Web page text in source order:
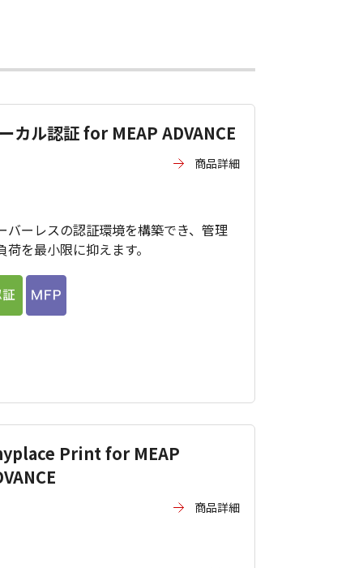
カル認証 for MEAP ADVANCE
商品詳細
バーレスの認証環境を構築でき、管理
荷を最小限に抑えます。
Print for MEAP
商品詳細